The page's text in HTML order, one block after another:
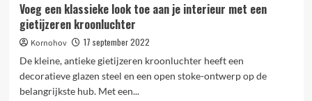
Voeg een klassieke look toe aan je interieur met een
gietijzeren kroonluchter
Kornohov
17 september 2022
De kleine, antieke gietijzeren kroonluchter heeft een
decoratieve glazen steel en een open stoke-ontwerp op de
belangrijkste hub. Met een...